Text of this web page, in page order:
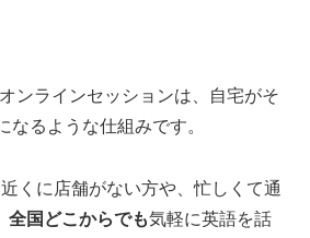
ンラインセッションは、自宅がそ
なるような仕組みです。
近くに店舗がない方や、忙しくて通
全国どこからでも気軽に英語を話